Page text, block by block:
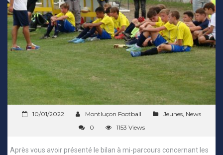
10/01/2022 Montluçon Football Jeunes, News
0
1153 Views
Après vous avoir présenté le bilan à mi-parcours concernant les